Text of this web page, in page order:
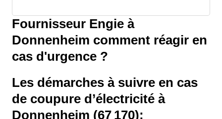
Fournisseur Engie à
Donnenheim comment réagir en
cas d'urgence ?
Les démarches à suivre en cas
de coupure d’électricité à
Donnenheim (67 170):